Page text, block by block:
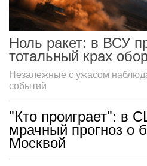
Ноль ракет: в ВСУ
тотальный крах
Незалежные с ужасом
событий
"Кто проиграет": в
мрачный прогноз о
Москвой